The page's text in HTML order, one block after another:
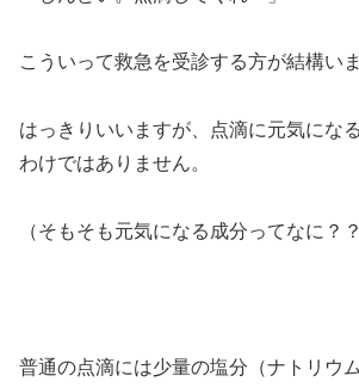
こういって救急を受診する方が結構いま
はっきりいいますが、点滴に元気にな
わけではありません。
（そもそも元気になる成分ってなに？？
普通の点滴には少量の塩分（ナトリウ